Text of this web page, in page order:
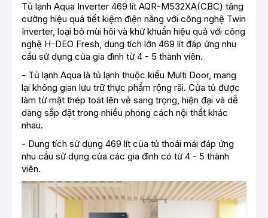
Tủ lạnh Aqua Inverter 469 lít AQR-M532XA(CBC) tăng
cường hiệu quả tiết kiệm điện năng với công nghệ Twin
Inverter, loại bỏ mùi hôi và khử khuẩn hiệu quả với công
nghệ H-DEO Fresh, dung tích lớn 469 lít đáp ứng nhu
cầu sử dụng của gia đình từ 4 - 5 thành viên.
- Tủ lạnh Aqua là tủ lạnh thuộc kiểu Multi Door, mang
lại không gian lưu trữ thực phẩm rộng rãi. Cửa tủ được
làm từ mặt thép toát lên vẻ sang trọng, hiện đại và dễ
dàng sắp đặt trong nhiều phong cách nội thất khác
nhau.
- Dung tích sử dụng 469 lít của tủ thoải mái đáp ứng
nhu cầu sử dụng của các gia đình có từ 4 - 5 thành
viên.